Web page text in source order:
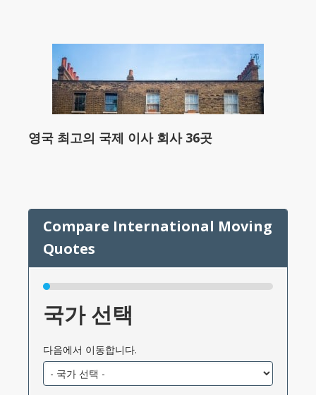
영국 최고의 국제 이사 회사 36곳
국가 선택
다음에서 이동합니다.